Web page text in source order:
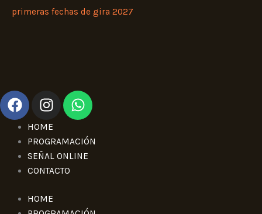
primeras fechas de gira 2027
F
a
c
e
b
o
k
I
n
s
t
a
g
a
W
h
t
s
HOME
PROGRAMACIÓN
SEÑAL ONLINE
CONTACTO
HOME